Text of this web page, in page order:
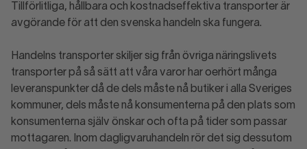
Tillförlitliga, hållbara och kostnadseffektiva transporter är
avgörande för att den svenska handeln ska fungera.
Handelns transporter skiljer sig från övriga näringslivets
transporter på så sätt att våra varor har oerhört många
leveranspunkter då de dels måste nå butiker i alla Sveriges
kommuner, dels måste nå konsumenterna på den plats som
konsumenterna själv önskar och ofta på tider som passar
mottagaren. Inom dagligvaruhandeln rör det sig dessutom